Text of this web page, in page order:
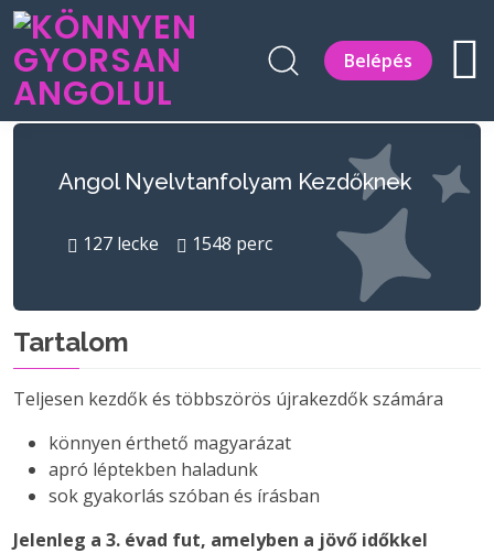
Belépés
Angol Nyelvtanfolyam Kezdőknek
127 lecke 1548 perc
Tartalom
Teljesen kezdők és többszörös újrakezdők számára
könnyen érthető magyarázat
apró léptekben haladunk
sok gyakorlás szóban és írásban
Jelenleg a 3. évad fut, amelyben a jövő időkkel